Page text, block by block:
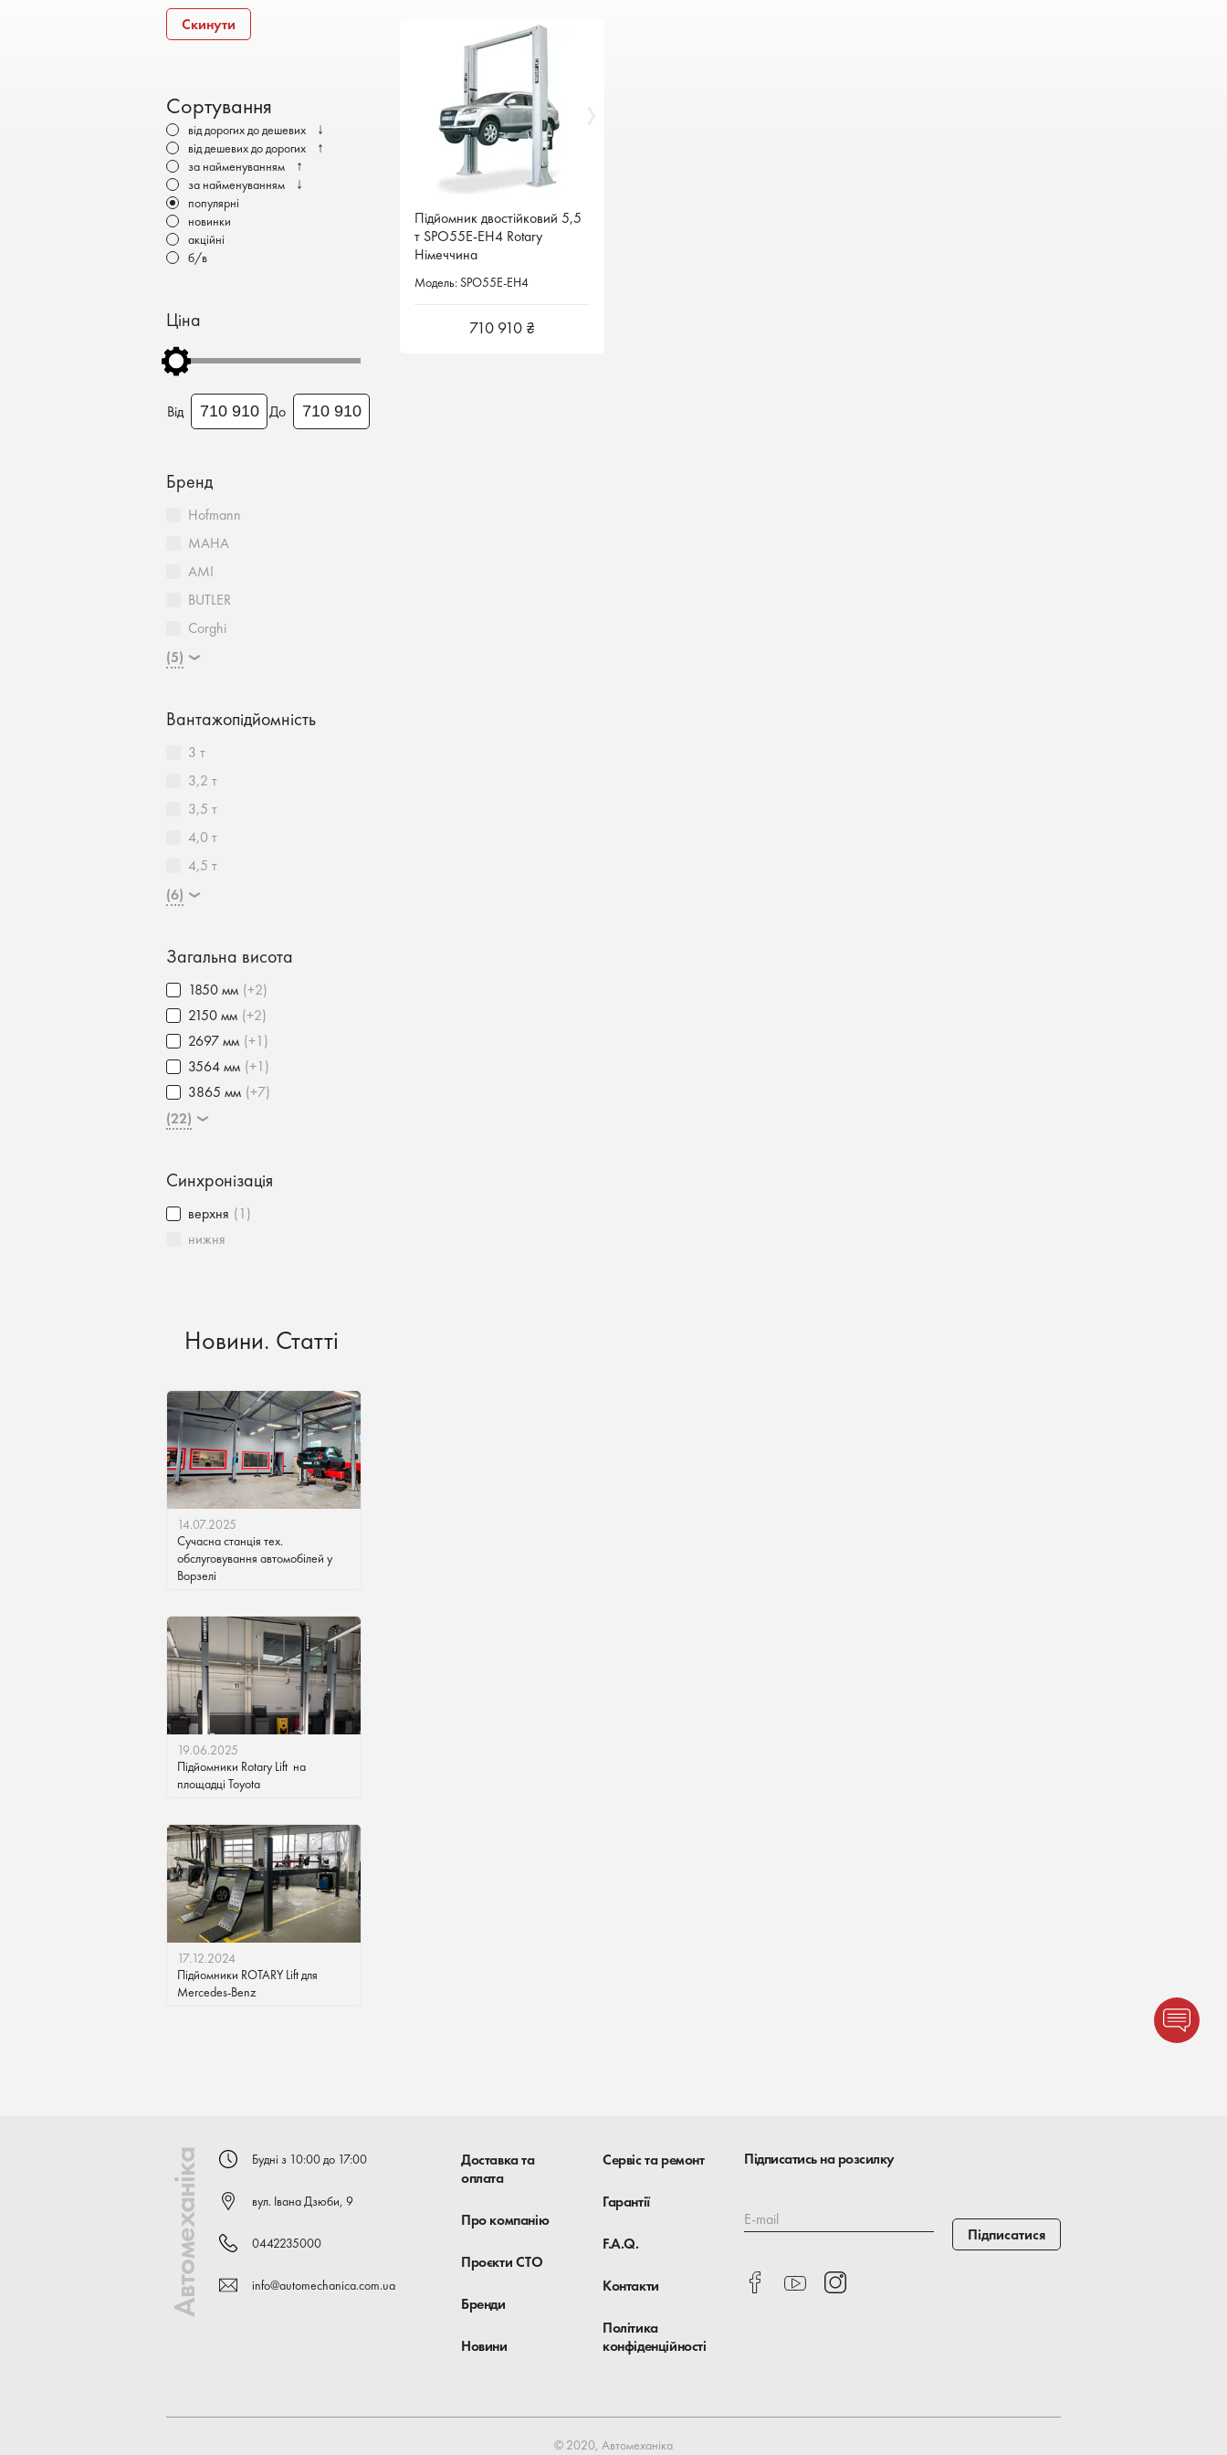
Електромобілі
Скинути
Сортування
від дорогих до дешевих ↓
від дешевих до дорогих ↑
за найменуванням ↑
за найменуванням ↓
популярні
новинки
акційні
б/в
Ціна
Від До
Бренд
Hofmann
MAHA
AMI
BUTLER
Corghi
(5)
Вантажопідйомність
3 т
3,2 т
3,5 т
4,0 т
4,5 т
(6)
Загальна висота
1850 мм (+2)
2150 мм (+2)
2697 мм (+1)
3564 мм (+1)
3865 мм (+7)
(22)
Синхронізація
верхня (1)
нижня
Новини. Статті
14.07.2025
Сучасна станція тех.
обслуговування автомобілей у
Ворзелі
19.06.2025
Підйомники Rotary Lift на
площадці Toyota
17.12.2024
Підйомники ROTARY Lift для
Mercedes-Benz
Підйомник двостійковий 5,5
т SPO55E-ЕН4 Rotary
Німеччина
Модель: SPO55E-ЕН4
710 910 ₴
Підйомник двостійковий 5,5
т SPO55E-ЕН4 Rotary
Німеччина
Модель: SPO55E-ЕН4
710 910 ₴
Автомеханіка Будні з 10:00 до 17:00
вул. Івана Дзюби, 9
0442235000
info@automechanica.com.ua
Доставка та
оплата
Про компанію
Проєкти СТО
Бренди
Новини
Сервіс та ремонт
Гарантії
F.A.Q.
Контакти
Політика
конфіденційності
Підписатись на розсилку
E-mail
Підписатися
© 2020, Автомеханіка